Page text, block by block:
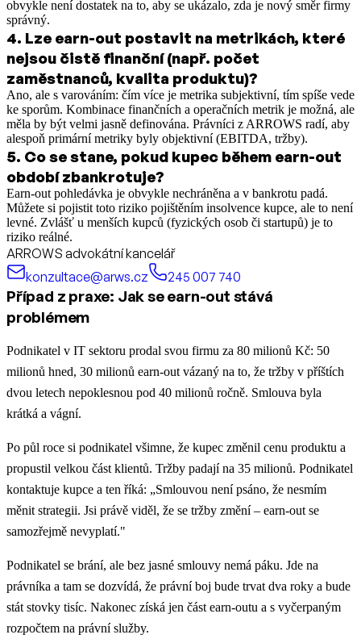
obvykle není dostatek na to, aby se ukázalo, zda je nový směr firmy
správný.
4. Lze earn-out postavit na metrikách, které
nejsou čistě finanční (např. počet
zaměstnanců, kvalita produktu)?
Ano, ale s varováním: čím více je metrika subjektivní, tím spíše vede
ke sporům. Kombinace finančních a operačních metrik je možná, ale
měla by být velmi jasně definována. Právníci z ARROWS radí, aby
alespoň primární metriky byly objektivní (EBITDA, tržby).
5. Co se stane, pokud kupec během earn-out
období zbankrotuje?
Earn-out pohledávka je obvykle nechráněna a v bankrotu padá.
Můžete si pojistit toto riziko pojištěním insolvence kupce, ale to není
levné. Zvlášť u menších kupců (fyzických osob či startupů) je to
riziko reálné.
ARROWS advokátní kancelář
konzultace@arws.cz
245 007 740
Případ z praxe: Jak se earn-out stává
problémem
Podnikatel v IT sektoru prodal svou firmu za 80 milionů Kč: 50
milionů hned, 30 milionů earn-out vázaný na to, že tržby v příštích
dvou letech nepoklesnou pod 40 milionů ročně. Smlouva byla
krátká a vágní.
Po půl roce si podnikatel všimne, že kupec změnil cenu produktu a
propustil velkou část klientů. Tržby padají na 35 milionů. Podnikatel
kontaktuje kupce a ten říká: „Smlouvou není psáno, že nesmím
měnit strategii. Jsi právě viděl, že se tržby změní – earn-out se
samozřejmě nevyplatí."
Podnikatel se brání, ale bez jasné smlouvy nemá páku. Jde na
právníka a tam se dozvídá, že právní boj bude trvat dva roky a bude
stát stovky tisíc. Nakonec získá jen část earn-outu a s vyčerpaným
rozpočtem na právní služby.